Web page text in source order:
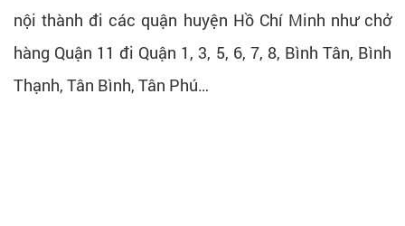
nội thành đi các quận huyện Hồ Chí Minh như chở
hàng Quận 11 đi Quận 1, 3, 5, 6, 7, 8, Bình Tân, Bình
Thạnh, Tân Bình, Tân Phú…